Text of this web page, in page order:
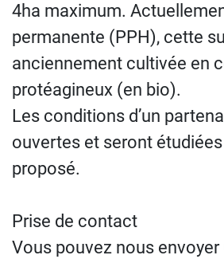
4ha maximum.
permanente (PPH), cette
anciennement cultivée en
protéagineux (en bio).
Les conditions d’un
ouvertes et seront
proposé.
Prise de contact
Vous pouvez nous envoyer